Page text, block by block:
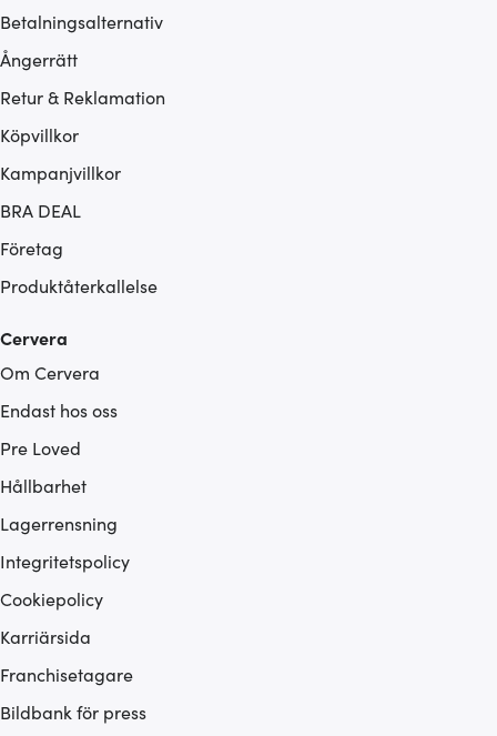
Betalningsalternativ
Ångerrätt
Retur & Reklamation
Köpvillkor
Kampanjvillkor
BRA DEAL
Företag
Produktåterkallelse
Cervera
Om Cervera
Endast hos oss
Pre Loved
Hållbarhet
Lagerrensning
Integritetspolicy
Cookiepolicy
Karriärsida
Franchisetagare
Bildbank för press